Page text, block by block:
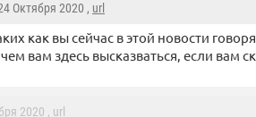
Октября 2020 , url
как вы сейчас в этой новости
вам здесь высказваться, если вам
2020 , url